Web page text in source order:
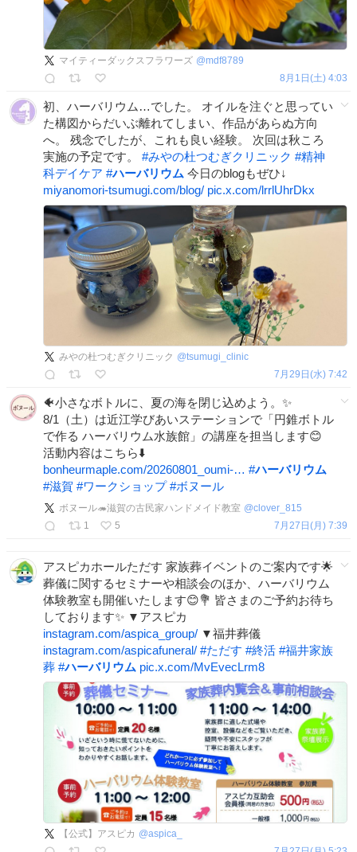
マイティーダックスフラワーズ @mdf8789
8月1日(土) 4:03
初、ハーバリウム…でした。 オイルを注ぐと思ってい
た構図からだいぶ離れてしまい、作品があらぬ方向
へ。 残念でしたが、これも良い経験。 次回は秋ころ
実施の予定です。 #みやの杜つむぎクリニック #精神
科デイケア #ハーバリウム 今日のblogもぜひ↓
miyanomori-tsumugi.com/blog/ pic.x.com/lrrlUhrDkx
みやの杜つむぎクリニック @tsumugi_clinic
7月29日(水) 7:42
🐠小さなボトルに、夏の海を閉じ込めよう。✨
8/1（土）は近江学びあいステーションで「円錐ボトル
で作る ハーバリウム水族館」の講座を担当します😊
活動内容はこちら⬇️
bonheurmaple.com/20260801_oumi-… #ハーバリウム
#滋賀 #ワークショップ #ボヌール
ボヌール🦔滋賀の古民家ハンドメイド教室 @clover_815
1
5 7月27日(月) 7:39
アスピカホールただす 家族葬イベントのご案内です🌟
葬儀に関するセミナーや相談会のほか、ハーバリウム
体験教室も開催いたします😊💐 皆さまのご予約お待ち
しております✨ ▼アスピカ
instagram.com/aspica_group/ ▼福井葬儀
instagram.com/aspicafuneral/ #ただす #終活 #福井家族
葬 #ハーバリウム pic.x.com/MvEvecLrm8
【公式】アスピカ @aspica_